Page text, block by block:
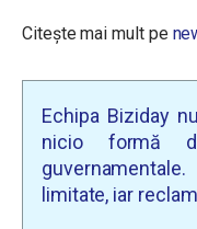
Citește mai mult pe
Echipa Biziday
nicio formă
limitate, iar